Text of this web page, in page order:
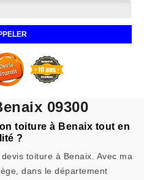
09300
toiture à Benaix tout en
?
toiture à Benaix. Avec ma
dans le département